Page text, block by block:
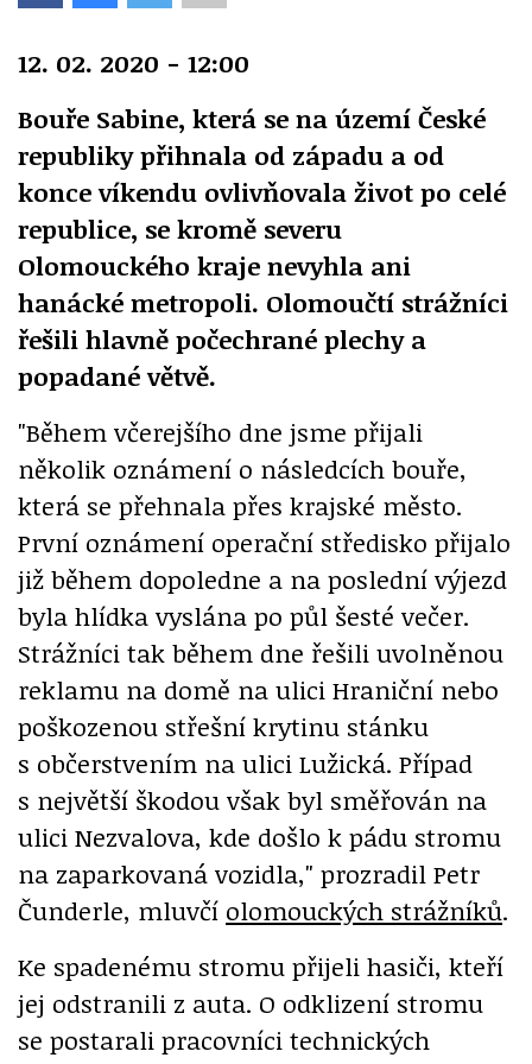
12. 02. 2020 - 12:00
Bouře Sabine, která se na území České
republiky přihnala od západu a od
konce víkendu ovlivňovala život po celé
republice, se kromě severu
Olomouckého kraje nevyhla ani
hanácké metropoli. Olomoučtí strážníci
řešili hlavně počechrané plechy a
popadané větvě.
"Během včerejšího dne jsme přijali
několik oznámení o následcích bouře,
která se přehnala přes krajské město.
První oznámení operační středisko přijalo
již během dopoledne a na poslední výjezd
byla hlídka vyslána po půl šesté večer.
Strážníci tak během dne řešili uvolněnou
reklamu na domě na ulici Hraniční nebo
poškozenou střešní krytinu stánku
s občerstvením na ulici Lužická. Případ
s největší škodou však byl směřován na
ulici Nezvalova, kde došlo k pádu stromu
na zaparkovaná vozidla," prozradil Petr
Čunderle, mluvčí olomouckých strážníků.
Ke spadenému stromu přijeli hasiči, kteří
jej odstranili z auta. O odklizení stromu
se postarali pracovníci technických